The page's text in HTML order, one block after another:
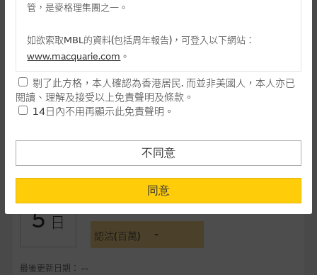
相關文件
相關上市文件
相關資產認股證資金流 (+)資金流入 (-)資金流出
1 認購(百萬) -
認沽(百萬) -
5 日
-
認沽(百萬) -
最後更新日期： --
管，是麥格理集團之一。
如欲索取MBL的資料(包括周年報告)，可登入以下網站：
www.macquarie.com 。
本網站所載資料會隨時更改，而不作另行通知，如閣下欲取麥格
理的資料，可直接聯絡本集團職員。
民使用，並不提供或發售予美國人。本網站內容無意要約或唆使
閣下購買證券、基金單位或其他投資工具(不論在參考條款上或在
其他地方)，但清楚表明上述意圖的個別段落則屬例外。
提供網站內容的基準 – 使用時請考慮個人風險
網站內容來自我們在所示日期時認為可靠之來源，且均以真誠提
供。惟麥格理集團並無核實所有網站內容，故就閣下的目的而
言，網站內容可能未必完整或準確。麥格理集團不會，亦沒有義
剔了此方格，本人確認為香港居民. 而並非美國人，本人亦已
閱讀、理解及接受以上免責聲明及條款。
14日內不用再顯示此免責聲明。
不同意
同意